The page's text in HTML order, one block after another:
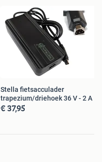
Stella fietsacculader
trapezium/driehoek 36 V - 2 A
€ 37,95